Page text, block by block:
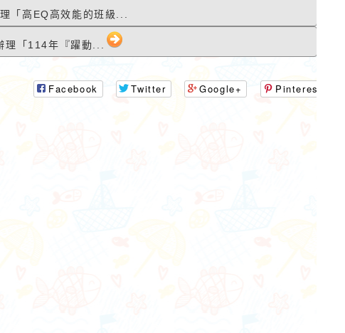
人生是個圓，有的人走了一輩
子也沒有走出命運畫出的圓
圈，其實，圓上的每一個點都
不努力就看不到任
「高EQ高效能的班級...
「114年『躍動...
Facebook Twitter Google+ Pinterest